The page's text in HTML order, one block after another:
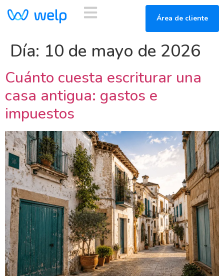
Área de cliente
Día: 10 de mayo de 2026
Cuánto cuesta escriturar una
casa antigua: gastos e
impuestos